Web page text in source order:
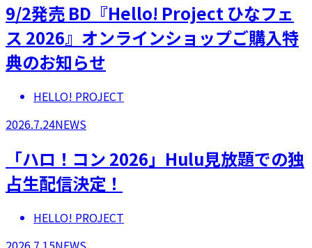
9/2発売 BD『Hello! Project ひなフェ
ス 2026』オンラインショップご購入特
典のお知らせ
HELLO! PROJECT
2026.7.24NEWS
「ハロ！コン 2026」Hulu見放題での独
占生配信決定！
HELLO! PROJECT